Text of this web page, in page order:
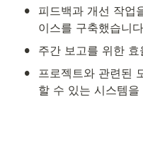
•
피드백과 개선 작업
이스를 구축했습니
• 주간 보고를 위한
•
프로젝트와 관련된
할 수 있는 시스템을